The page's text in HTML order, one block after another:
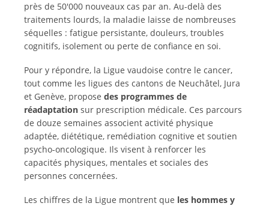
près de 50'000 nouveaux cas par an. Au-delà des
traitements lourds, la maladie laisse de nombreuses
séquelles : fatigue persistante, douleurs, troubles
cognitifs, isolement ou perte de confiance en soi.
Pour y répondre, la Ligue vaudoise contre le cancer,
tout comme les ligues des cantons de Neuchâtel, Jura
et Genève, propose des programmes de
réadaptation sur prescription médicale. Ces parcours
de douze semaines associent activité physique
adaptée, diététique, remédiation cognitive et soutien
psycho-oncologique. Ils visent à renforcer les
capacités physiques, mentales et sociales des
personnes concernées.
Les chiffres de la Ligue montrent que les hommes y